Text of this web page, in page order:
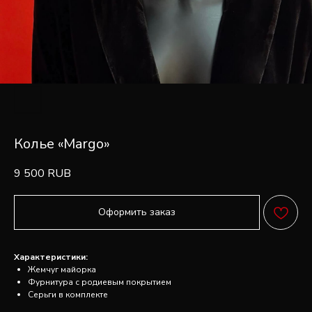
Колье «Margo»
9 500 RUB
Оформить заказ
Характеристики:
Жемчуг майорка
Фурнитура с родиевым покрытием
Серьги в комплекте
ПОПУЛЯРНЫЕ
ВОПРОСЫ ОБ
УКРАШЕНИЯХ